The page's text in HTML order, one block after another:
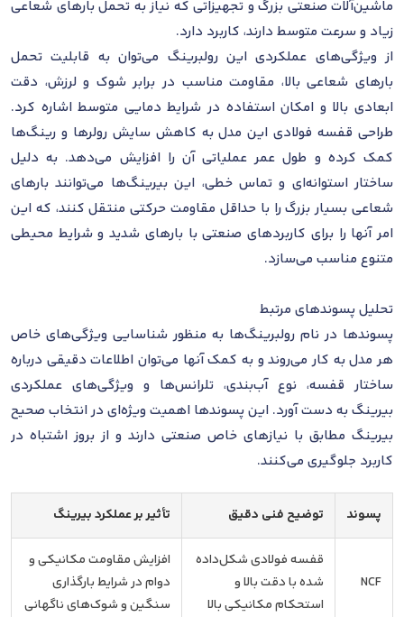
ماشین‌آلات صنعتی بزرگ و تجهیزاتی که نیاز به تحمل بارهای شعاعی
زیاد و سرعت متوسط دارند، کاربرد دارد.
از ویژگی‌های عملکردی این رولبرینگ می‌توان به قابلیت تحمل
بارهای شعاعی بالا، مقاومت مناسب در برابر شوک و لرزش، دقت
ابعادی بالا و امکان استفاده در شرایط دمایی متوسط اشاره کرد.
طراحی قفسه فولادی این مدل به کاهش سایش رولرها و رینگ‌ها
کمک کرده و طول عمر عملیاتی آن را افزایش می‌دهد. به دلیل
ساختار استوانه‌ای و تماس خطی، این بیرینگ‌ها می‌توانند بارهای
شعاعی بسیار بزرگ را با حداقل مقاومت حرکتی منتقل کنند، که این
امر آنها را برای کاربردهای صنعتی با بارهای شدید و شرایط محیطی
متنوع مناسب می‌سازد.
تحلیل پسوندهای مرتبط
پسوندها در نام رولبرینگ‌ها به منظور شناسایی ویژگی‌های خاص
هر مدل به کار می‌روند و به کمک آنها می‌توان اطلاعات دقیقی درباره
ساختار قفسه، نوع آب‌بندی، تلرانس‌ها و ویژگی‌های عملکردی
بیرینگ به دست آورد. این پسوندها اهمیت ویژه‌ای در انتخاب صحیح
بیرینگ مطابق با نیازهای خاص صنعتی دارند و از بروز اشتباه در
کاربرد جلوگیری می‌کنند.
پسوند توضیح فنی دقیق تأثیر بر عملکرد بیرینگ
NCF
قفسه فولادی شکل‌داده
شده با دقت بالا و
استحکام مکانیکی بالا
افزایش مقاومت مکانیکی و
دوام در شرایط بارگذاری
سنگین و شوک‌های ناگهانی